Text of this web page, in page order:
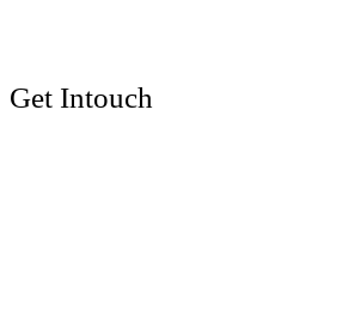
Get Intouch